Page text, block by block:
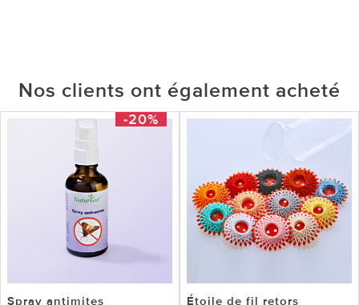
Nos clients ont également acheté
-20%
Spray antimites Étoile de fil retors